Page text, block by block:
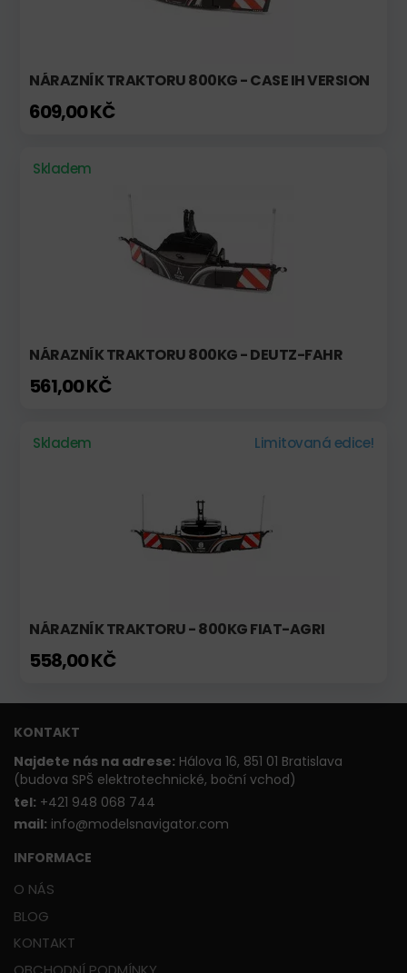
NÁRAZNÍK TRAKTORU 800KG - CASE IH VERSION
609,00 KČ
Skladem
NÁRAZNÍK TRAKTORU 800KG - DEUTZ-FAHR
561,00 KČ
Skladem Limitovaná edice!
NÁRAZNÍK TRAKTORU - 800KG FIAT-AGRI
558,00 KČ
KONTAKT
Najdete nás na adrese: Hálova 16, 851 01 Bratislava
(budova SPŠ elektrotechnické, boční vchod)
tel: +421 948 068 744
mail: info@modelsnavigator.com
INFORMACE
O NÁS
BLOG
KONTAKT